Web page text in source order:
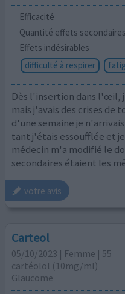
Efficacité
Quantité effets secondaires
Effets indésirables
difficulté à respirer
Dès l'insertion dans l'œil,
mais j'avais des crises de
d'une semaine je
tant j'étais essoufflée et
médecin m'a modifié le
secondaires étaient les
votre avis
Carteol
05/10/2023 | Femme | 55
cartéolol (10mg/ml)
Glaucome